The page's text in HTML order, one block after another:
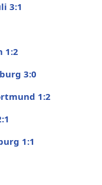
3:1
1:2
3:0
1:2
1:1